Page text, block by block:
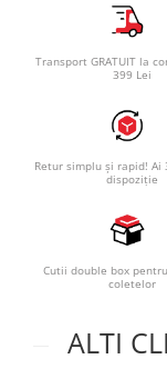
Transport GRATUIT la
399 Lei
Retur simplu și rapid! Ai
dispoziție
Cutii double box
coletelor
ALTI